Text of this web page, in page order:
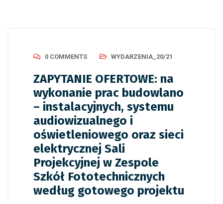
0 COMMENTS WYDARZENIA_20/21
ZAPYTANIE OFERTOWE: na
wykonanie prac budowlano
– instalacyjnych, systemu
audiowizualnego i
oświetleniowego oraz sieci
elektrycznej Sali
Projekcyjnej w Zespole
Szkół Fototechnicznych
według gotowego projektu